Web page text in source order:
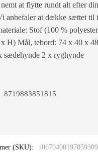
at flytte rundt alt efter
anbefaler at dække sættet
Stof (100 %
H) Mål, tebord: 74 x 40 x
sædehynde 2 x ryghynde
8719883851815
(SKU): 10670400197859309